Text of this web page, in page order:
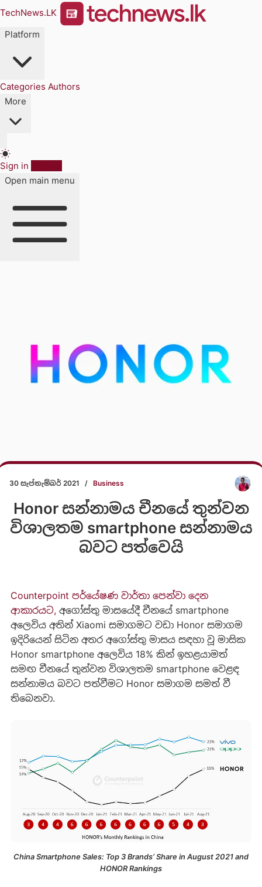
TechNews.LK
Platform
Categories Authors
More
Sign in
Open main menu
30 සැප්තැම්බර් 2021 / Business
Honor සන්නාමය චීනයේ තුන්වන
විශාලතම smartphone සන්නාමය
බවට පත්වෙයි
Counterpoint පර්යේෂණ වාර්තා පෙන්වා දෙන
ආකාරයට,අගෝස්තු මාසයේදී චීනයේ smartphone
අලෙවිය අතින් Xiaomi සමාගමට වඩා Honor සමාගම
ඉදිරියෙන් සිටින අතර අගෝස්තු මාසය සඳහා වූ මාසික
Honor smartphone අලෙවිය 18% කින් ඉහළයාමත්
සමඟ චීනයේ තුන්වන විශාලතම smartphone වෙළඳ
සන්නාමය බවට පත්වීමට Honor සමාගම සමත් වී
තිබෙනවා.
China Smartphone Sales: Top 3 Brands’ Share in August 2021 and
HONOR Rankings